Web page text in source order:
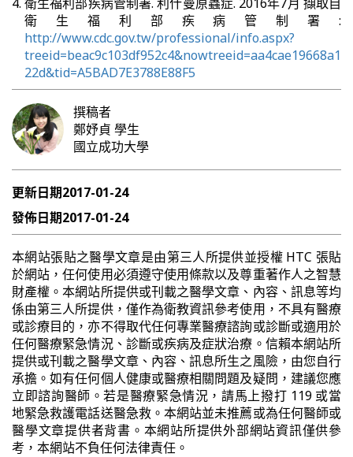
衛生福利部疾病管制署:
http://www.cdc.gov.tw/professional/info.aspx?
treeid=beac9c103df952c4&nowtreeid=aa4cae19668a1
22d&tid=A5BAD7E3788E88F5
撰稿者
鄭妤貞 學生
國立成功大學
更新日期2017-01-24
發佈日期2017-01-24
本網站張貼之醫學文章是由第三人所提供並授權 HTC 張貼
於網站，任何使用必須遵守使用條款以及尊重著作人之智慧
財產權。本網站所提供或刊載之醫學文章、內容、訊息等均
係由第三人所提供，僅作為衛教資訊參考使用，不具有醫療
或診療目的，亦不得取代任何專業醫療諮詢或診斷或適用於
任何醫療緊急情況、診斷或疾病及症狀治療。信賴本網站所
提供或刊載之醫學文章、內容、訊息所生之風險，由您自行
承擔。如有任何個人健康或醫療相關問題及疑問，建議您應
立即諮詢醫師。若是醫療緊急情況，請馬上撥打 119 或當
地緊急救護電話送醫急救。本網站並未推薦或為任何醫師或
醫學文章提供者背書。本網站所提供外部網站資訊僅供參
考，本網站不負任何法律責任。